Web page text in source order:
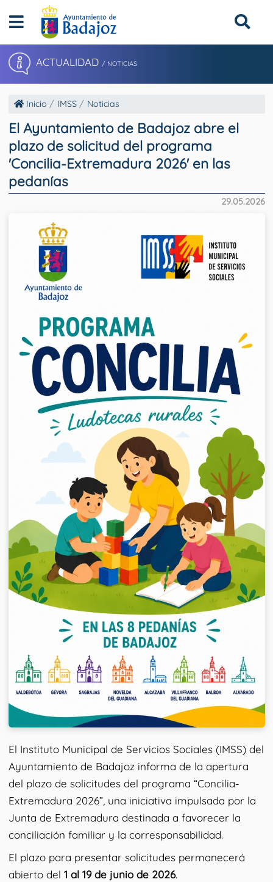
ACTUALIDAD / NOTICIAS
Inicio IMSS Noticias
El Ayuntamiento de Badajoz abre el
plazo de solicitud del programa
'Concilia-Extremadura 2026' en las
pedanías
29.05.2026
El Instituto Municipal de Servicios Sociales (IMSS) del
Ayuntamiento de Badajoz informa de la apertura
del plazo de solicitudes del programa “Concilia-
Extremadura 2026”, una iniciativa impulsada por la
Junta de Extremadura destinada a favorecer la
conciliación familiar y la corresponsabilidad.
El plazo para presentar solicitudes permanecerá
abierto del 1 al 19 de junio de 2026.